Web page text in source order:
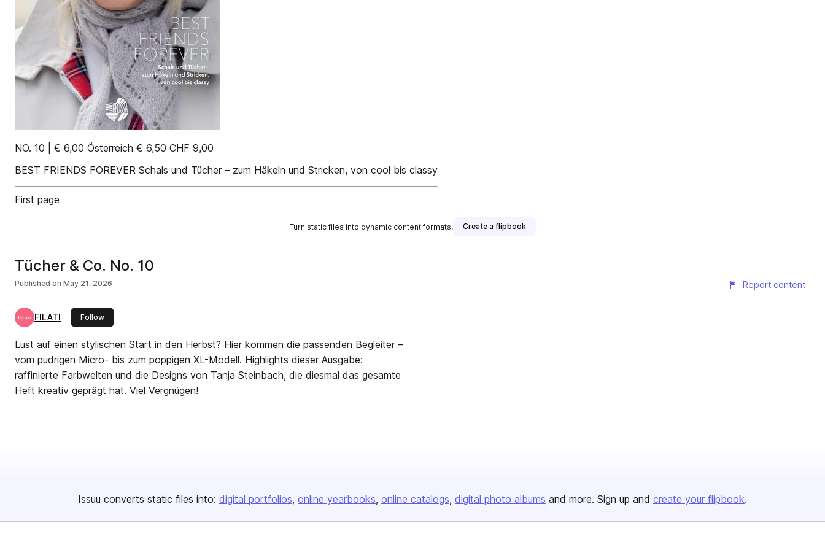
NO. 10 | € 6,00 Österreich € 6,50 CHF 9,00
BEST FRIENDS FOREVER Schals und Tücher – zum Häkeln und Stricken, von cool bis classy
First page
Turn static files into dynamic content formats. Create a flipbook
Tücher & Co. No. 10
Published on May 21, 2026 Report content
FILATI Followthis publisher
Lust auf einen stylischen Start in den Herbst? Hier kommen die passenden Begleiter –
vom pudrigen Micro- bis zum poppigen XL-Modell. Highlights dieser Ausgabe:
raffinierte Farbwelten und die Designs von Tanja Steinbach, die diesmal das gesamte
Heft kreativ geprägt hat. Viel Vergnügen!
Issuu converts static files into: digital portfolios online yearbooks online catalogs digital photo albums and more. Sign up and create your flipbook.